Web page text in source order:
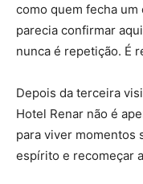
como quem fecha um
parecia confirmar
nunca é repetição. É
Depois da terceira
Hotel Renar não é
para viver momentos
espírito e recomeçar